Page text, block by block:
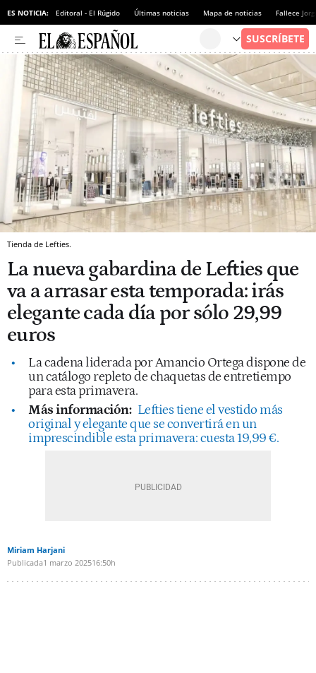
ES NOTICIA: Editoral - El Rúgido Últimas noticias Mapa de noticias Fallece
Tienda de Lefties.
La nueva gabardina de Lefties que
va a arrasar esta temporada: irás
elegante cada día por sólo 29,99
euros
La cadena liderada por Amancio Ortega dispone de
un catálogo repleto de chaquetas de entretiempo
para esta primavera.
Más información: Lefties tiene el vestido más
original y elegante que se convertirá en un
imprescindible esta primavera: cuesta 19,99 €.
Miriam Harjani
Publicada1 marzo 202516:50h